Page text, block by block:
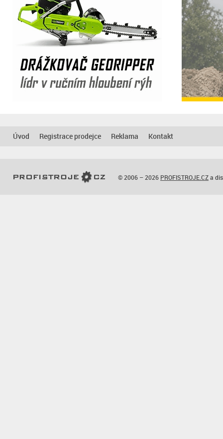
Úvod Registrace prodejce Reklama Kontakt
© 2006 – 2026 PROFISTROJE.CZa